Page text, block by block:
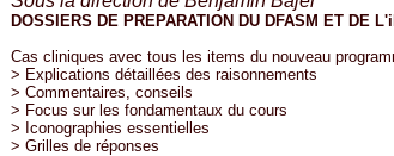
DOSSIERS DE PREPARATION DU DFASM ET DE
Cas cliniques avec tous les items du nouveau
> Explications détaillées des raisonnements
> Commentaires, conseils
> Focus sur les fondamentaux du cours
> Iconographies essentielles
> Grilles de réponses